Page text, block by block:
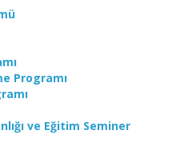
Programı
ve Eğitim Seminer